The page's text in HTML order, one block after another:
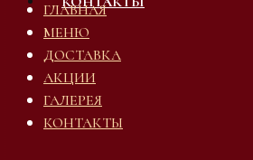
ГЛАВНАЯ
МЕНЮ
ДОСТАВКА
АКЦИИ
ГАЛЕРЕЯ
КОНТАКТЫ